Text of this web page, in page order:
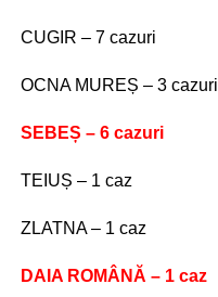
CUGIR – 7 cazuri
OCNA MUREȘ – 3 cazuri
SEBEȘ – 6 cazuri
TEIUȘ – 1 caz
ZLATNA – 1 caz
DAIA ROMÂNĂ – 1 caz